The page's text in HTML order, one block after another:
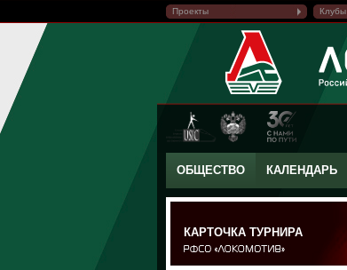
Проекты Клубы
ОБЩЕСТВО КАЛЕНДАРЬ
КАРТОЧКА ТУРНИРА